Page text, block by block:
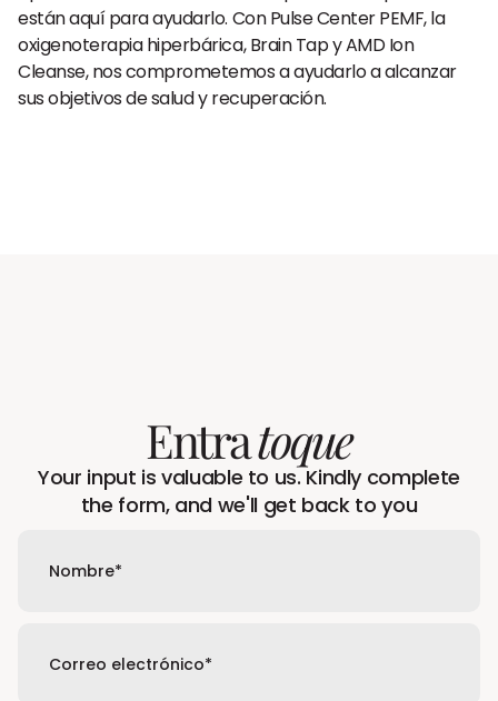
están aquí para ayudarlo. Con Pulse Center PEMF, la
oxigenoterapia hiperbárica, Brain Tap y AMD Ion
Cleanse, nos comprometemos a ayudarlo a alcanzar
sus objetivos de salud y recuperación.
Entratoque
Your input is valuable to us. Kindly complete
the form, and we'll get back to you